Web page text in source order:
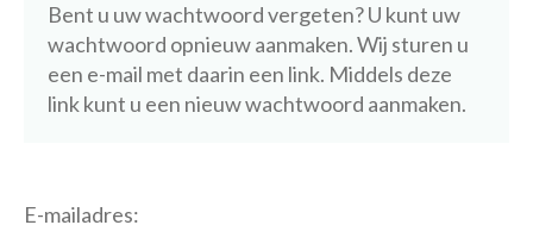
Bent u uw wachtwoord vergeten? U kunt uw
wachtwoord opnieuw aanmaken. Wij sturen u
een e-mail met daarin een link. Middels deze
link kunt u een nieuw wachtwoord aanmaken.
E-mailadres: